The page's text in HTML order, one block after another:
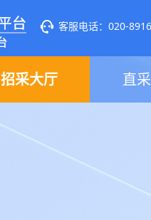
客服电话：020-
招采大厅 直